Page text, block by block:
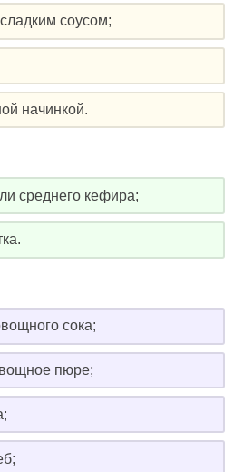
соусом;
начинкой.
среднего кефира;
сока;
пюре;